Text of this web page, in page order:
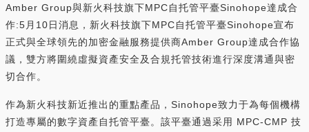
Amber Group與新火科技旗下MPC自托管平臺Sinohope達成合
作:5月10日消息，新火科技旗下MPC自托管平臺Sinohope宣布
正式與全球領先的加密金融服務提供商Amber Group達成合作協
議，雙方將圍繞虛擬資產安全及合規托管技術進行深度溝通與密
切合作。
作為新火科技新近推出的重點產品，Sinohope致力于為每個機構
打造專屬的數字資產自托管平臺。該平臺通過采用 MPC-CMP 技